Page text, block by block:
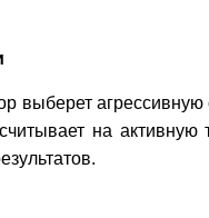
выберет
на
.